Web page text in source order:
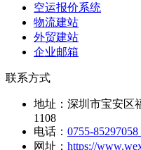
空运报价系统
物流建站
外贸建站
企业邮箱
联系方式
地址： 深圳市宝安区
1108
电话： 0755-
网址： https://